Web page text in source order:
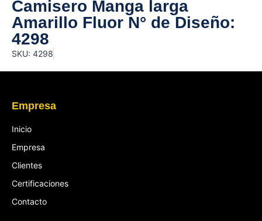
Camisero Manga larga
Amarillo Fluor N° de Diseño:
4298
SKU: 4298
Empresa
Inicio
Empresa
Clientes
Certificaciones
Contacto